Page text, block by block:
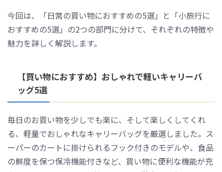
今回は、「日常の買い物におすすめの5選」と「小旅行に
おすすめの5選」の2つの部門に分けて、それぞれの特徴や
魅力を詳しく解説します。
【買い物におすすめ】おしゃれで軽いキャリーバ
ッグ5選
毎日のお買い物を少しでも楽に、そして楽しくしてくれ
る、軽量でおしゃれなキャリーバッグを厳選しました。ス
ーパーのカートに掛けられるフック付きのモデルや、食品
の鮮度を保つ保冷機能付きなど、買い物に便利な機能が充